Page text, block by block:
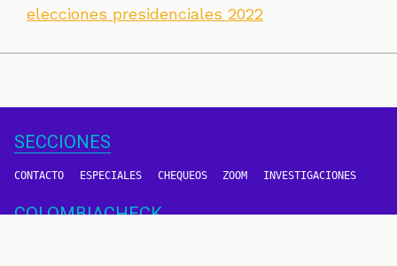
elecciones presidenciales 2022
SECCIONES
CONTACTO ESPECIALES CHEQUEOS ZOOM INVESTIGACIONES
COLOMBIACHECK